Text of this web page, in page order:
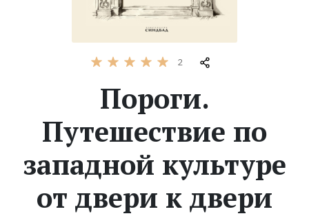
Экранизации
Коллекции
2
Пороги.
Путешествие по
западной культуре
от двери к двери